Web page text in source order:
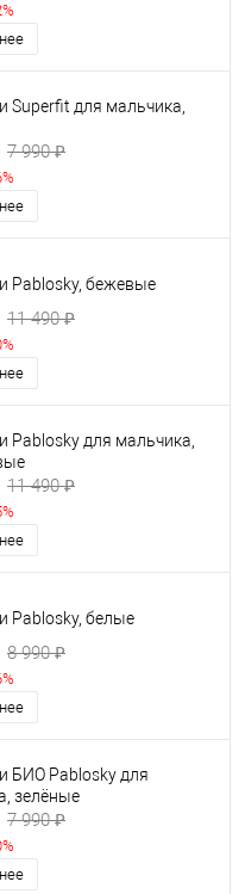
Superfit для мальчика,
7 990 ₽
Pablosky, бежевые
11 490 ₽
Pablosky для мальчика,
11 490 ₽
Pablosky, белые
8 990 ₽
БИО Pablosky для
зелёные
7 990 ₽